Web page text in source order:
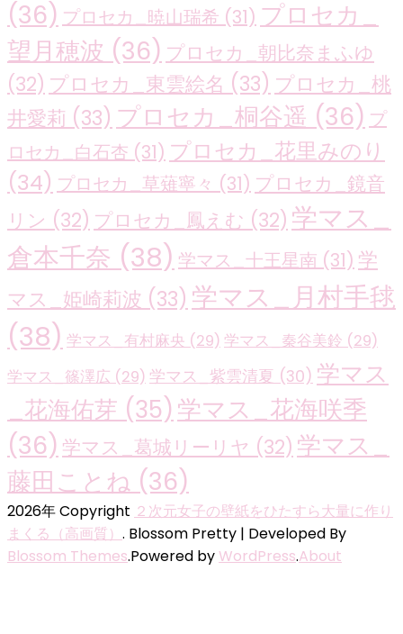
(36) プロセカ_暁山瑞希 (31) プロセカ_
望月穂波 (36) プロセカ_朝比奈まふゆ
(32) プロセカ_東雲絵名 (33) プロセカ_桃
井愛莉 (33) プロセカ_桐谷遥 (36) プ
ロセカ_白石杏 (31) プロセカ_花里みのり
(34) プロセカ_草薙寧々 (31) プロセカ_鏡音
リン (32) プロセカ_鳳えむ (32) 学マス_
倉本千奈 (38) 学マス_十王星南 (31) 学
マス_姫崎莉波 (33) 学マス_月村手毬
(38) 学マス_有村麻央 (29) 学マス_秦谷美鈴 (29)
学マス_篠澤広 (29) 学マス_紫雲清夏 (30) 学マス
_花海佑芽 (35) 学マス_花海咲季
(36) 学マス_葛城リーリヤ (32) 学マス_
藤田ことね (36)
2026年 Copyright ２次元女子の壁紙をひたすら大量に作り
まくる（高画質） . Blossom Pretty | Developed By
Blossom Themes.Powered byWordPress.About